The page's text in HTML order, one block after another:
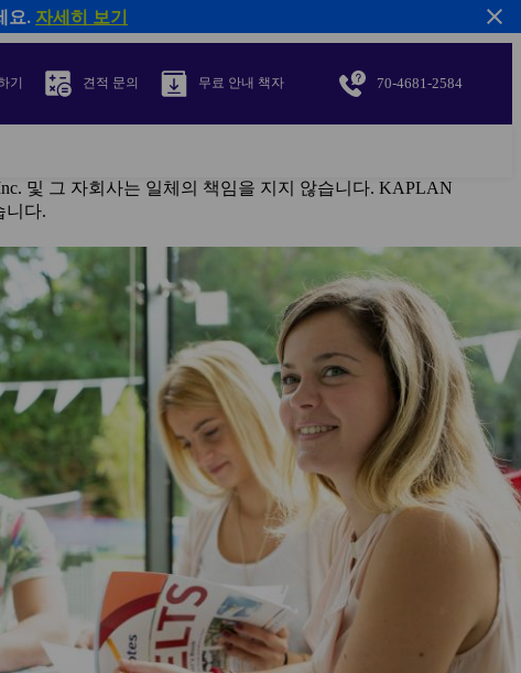
기 견적 문의 무료 안내 책자 70-4681-2584
및 그 자회사는 일체의 책임을 지지 않습니다. KAPLAN
니다.
요. 자세히 보기